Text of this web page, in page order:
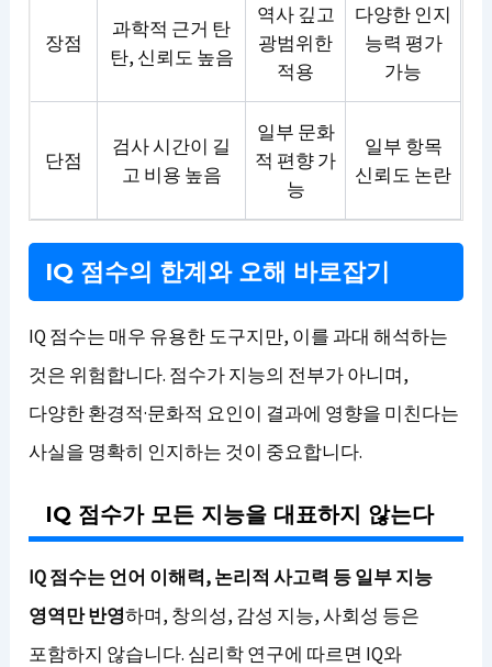
장점
과학적 근거 탄
탄, 신뢰도 높음
역사 깊고
광범위한
적용
다양한 인지
능력 평가
가능
단점
검사 시간이 길
고 비용 높음
일부 문화
적 편향 가
능
일부 항목
신뢰도 논란
IQ 점수의 한계와 오해 바로잡기
IQ 점수는 매우 유용한 도구지만, 이를 과대 해석하는
것은 위험합니다. 점수가 지능의 전부가 아니며,
다양한 환경적·문화적 요인이 결과에 영향을 미친다는
사실을 명확히 인지하는 것이 중요합니다.
IQ 점수가 모든 지능을 대표하지 않는다
IQ 점수는 언어 이해력, 논리적 사고력 등 일부 지능
영역만 반영하며, 창의성, 감성 지능, 사회성 등은
포함하지 않습니다. 심리학 연구에 따르면 IQ와